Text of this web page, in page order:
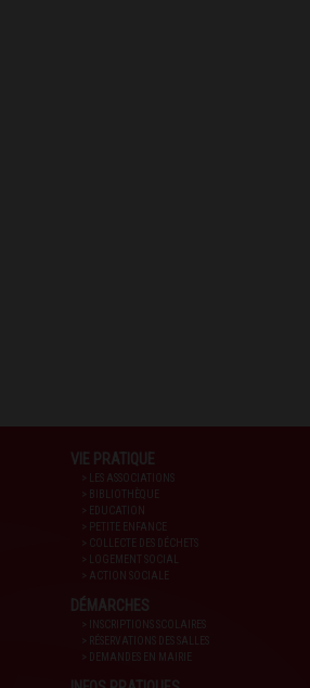
VIE PRATIQUE
> LES ASSOCIATIONS
> BIBLIOTHÈQUE
> EDUCATION
> PETITE ENFANCE
> LOGEMENT SOCIAL
> ACTION SOCIALE
DÉMARCHES
> INSCRIPTIONS SCOLAIRES
> RÉSERVATIONS DES SALLES
> DEMANDES EN MAIRIE